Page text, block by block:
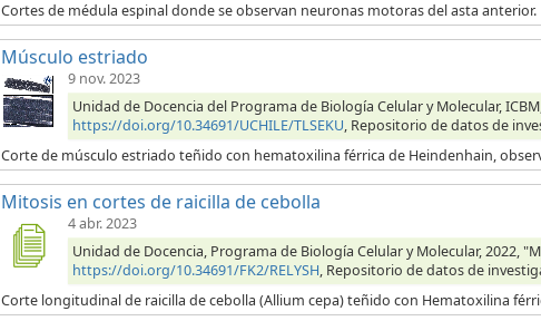
Cortes de médula espinal donde se observan neuronas motoras del asta anterior.
Músculo estriado
9 nov. 2023
Unidad de Docencia del Programa de Biología Celular y Molecular,
https://doi.org/10.34691/UCHILE/TLSEKU, Repositorio de datos de
Corte de músculo estriado teñido con hematoxilina férrica de Heindenhain,
Mitosis en cortes de raicilla de cebolla
4 abr. 2023
Unidad de Docencia, Programa de Biología Celular y Molecular, 2022,
https://doi.org/10.34691/FK2/RELYSH, Repositorio de datos de
Corte longitudinal de raicilla de cebolla (Allium cepa) teñido con Hematoxilina